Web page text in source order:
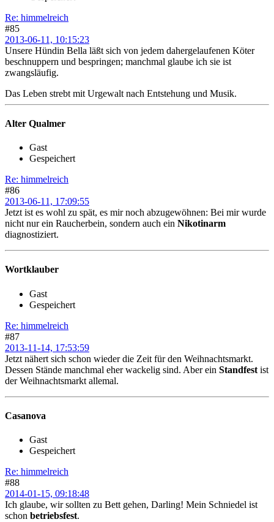
Re: himmelreich
#85
2013-06-11, 10:15:23
Unsere Hündin Bella läßt sich von jedem dahergelaufenen Köter
beschnuppern und bespringen; manchmal glaube ich sie ist
zwangsläufig.
Das Leben strebt mit Urgewalt nach Entstehung und Musik.
Alter Qualmer
Gast
Gespeichert
Re: himmelreich
#86
2013-06-11, 17:09:55
Jetzt ist es wohl zu spät, es mir noch abzugewöhnen: Bei mir wurde
nicht nur ein Raucherbein, sondern auch ein Nikotinarm
diagnostiziert.
Wortklauber
Gast
Gespeichert
Re: himmelreich
#87
2013-11-14, 17:53:59
Jetzt nähert sich schon wieder die Zeit für den Weihnachtsmarkt.
Dessen Stände manchmal eher wackelig sind. Aber ein Standfest ist
der Weihnachtsmarkt allemal.
Casanova
Gast
Gespeichert
Re: himmelreich
#88
2014-01-15, 09:18:48
Ich glaube, wir sollten zu Bett gehen, Darling! Mein Schniedel ist
schon betriebsfest.